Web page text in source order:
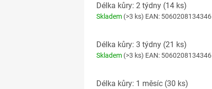
Délka kůry: 2 týdny (14 ks)
Skladem (>3 ks) EAN: 5060208134346
Délka kůry: 3 týdny (21 ks)
Skladem (>3 ks) EAN: 5060208134346
Délka kůry: 1 měsíc (30 ks)